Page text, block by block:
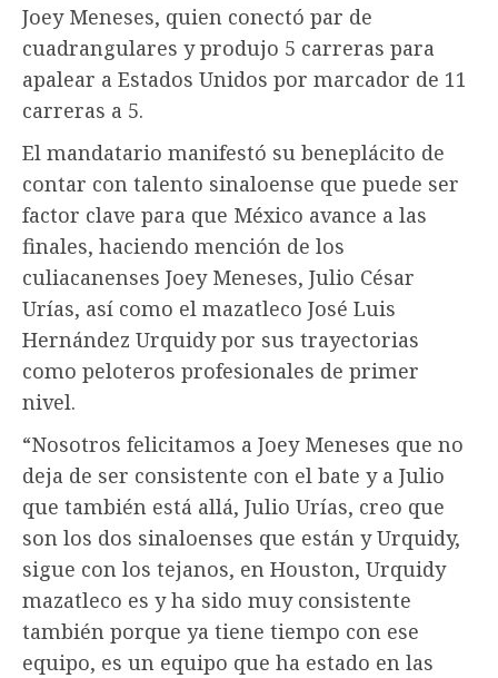
Joey Meneses, quien conectó par de
cuadrangulares y produjo 5 carreras para
apalear a Estados Unidos por marcador de 11
carreras a 5.
El mandatario manifestó su beneplácito de
contar con talento sinaloense que puede ser
factor clave para que México avance a las
finales, haciendo mención de los
culiacanenses Joey Meneses, Julio César
Urías, así como el mazatleco José Luis
Hernández Urquidy por sus trayectorias
como peloteros profesionales de primer
nivel.
“Nosotros felicitamos a Joey Meneses que no
deja de ser consistente con el bate y a Julio
que también está allá, Julio Urías, creo que
son los dos sinaloenses que están y Urquidy,
sigue con los tejanos, en Houston, Urquidy
mazatleco es y ha sido muy consistente
también porque ya tiene tiempo con ese
equipo, es un equipo que ha estado en las